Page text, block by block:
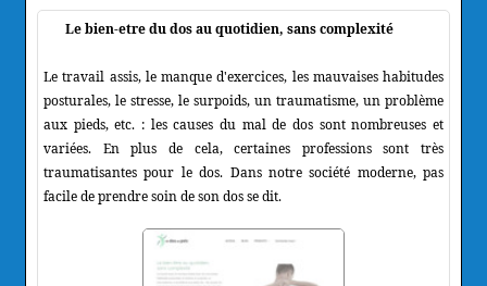
Le bien-etre du dos au quotidien, sans complexité
Le travail assis, le manque d'exercices, les mauvaises habitudes
posturales, le stresse, le surpoids, un traumatisme, un problème
aux pieds, etc. : les causes du mal de dos sont nombreuses et
variées. En plus de cela, certaines professions sont très
traumatisantes pour le dos. Dans notre société moderne, pas
facile de prendre soin de son dos se dit.